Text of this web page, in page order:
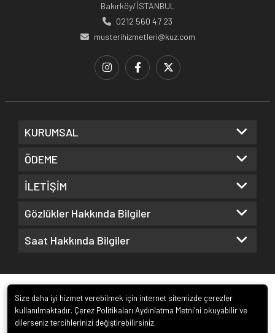
Bakırköy/İSTANBUL
0212 560 47 23
musterihizmetleri@kuz.com
KURUMSAL
ÖDEME
İLETİŞİM
Gözlükler Hakkında Bilgiler
Saat Hakkında Bilgiler
Size daha iyi hizmet verebilmek için internet sitemizde çerezler
kullanılmaktadır. Çerez Politikaları Aydınlatma Metni’ni okuyabilir ve
dilerseniz tercihlerinizi değiştirebilirsiniz.